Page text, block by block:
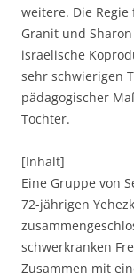
weitere. Die
Granit und
israelische
sehr schwierigen
pädagogischer
Tochter.
[Inhalt]
Eine Gruppe von
72-jährigen
schwerkranken
Zusammen mit